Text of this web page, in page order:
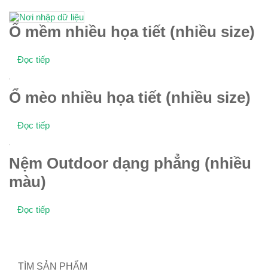
Ổ mềm nhiều họa tiết (nhiều size)
Đọc tiếp
Ổ mèo nhiều họa tiết (nhiều size)
Đọc tiếp
Nệm Outdoor dạng phẳng (nhiều
màu)
Đọc tiếp
TÌM SẢN PHẨM